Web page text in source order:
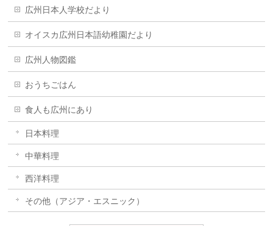
広州日本人学校だより
オイスカ広州日本語幼稚園だより
広州人物図鑑
おうちごはん
食人も広州にあり
日本料理
中華料理
西洋料理
その他（アジア・エスニック）